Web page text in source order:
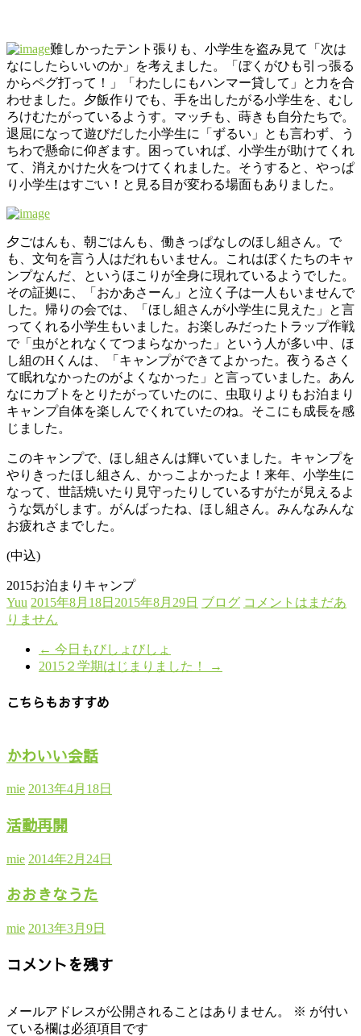
難しかったテント張りも、小学生を盗み見て「次は
なにしたらいいのか」を考えました。「ぼくがひも引っ張る
からペグ打って！」「わたしにもハンマー貸して」と力を合
わせました。夕飯作りでも、手を出したがる小学生を、むし
ろけむたがっているようす。マッチも、蒔きも自分たちで。
退屈になって遊びだした小学生に「ずるい」とも言わず、う
ちわで懸命に仰ぎます。困っていれば、小学生が助けてくれ
て、消えかけた火をつけてくれました。そうすると、やっぱ
り小学生はすごい！と見る目が変わる場面もありました。
夕ごはんも、朝ごはんも、働きっぱなしのほし組さん。で
も、文句を言う人はだれもいません。これはぼくたちのキャ
ンプなんだ、というほこりが全身に現れているようでした。
その証拠に、「おかあさーん」と泣く子は一人もいませんで
した。帰りの会では、「ほし組さんが小学生に見えた」と言
ってくれる小学生もいました。お楽しみだったトラップ作戦
で「虫がとれなくてつまらなかった」という人が多い中、ほ
し組のHくんは、「キャンプができてよかった。夜うるさく
て眠れなかったのがよくなかった」と言っていました。あん
なにカブトをとりたがっていたのに、虫取りよりもお泊まり
キャンプ自体を楽しんでくれていたのね。そこにも成長を感
じました。
このキャンプで、ほし組さんは輝いていました。キャンプを
やりきったほし組さん、かっこよかったよ！来年、小学生に
なって、世話焼いたり見守ったりしているすがたが見えるよ
うな気がします。がんばったね、ほし組さん。みんなみんな
お疲れさまでした。
(中込)
2015お泊まりキャンプ
Yuu 2015年8月18日 2015年8月29日 ブログ コメントはまだあ
りません
← 今日もびしょびしょ
2015２学期はじまりました！
→
こちらもおすすめ
かわいい会話
mie 2013年4月18日
活動再開
mie 2014年2月24日
おおきなうた
mie 2013年3月9日
コメントを残す
メールアドレスが公開されることはありません。 ※ が付い
ている欄は必須項目です